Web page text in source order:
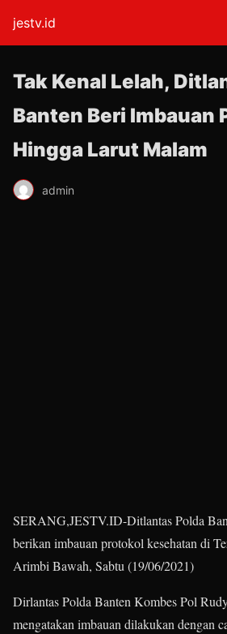
jestv.id
Tak Kenal Lelah,
Banten Beri Imbauan
Hingga Larut Malam
admin
SERANG,JESTV.ID-Ditlantas Polda
berikan imbauan protokol kesehatan di
Arimbi Bawah, Sabtu (19/06/2021)
Dirlantas Polda Banten Kombes Pol
mengatakan imbauan dilakukan dengan